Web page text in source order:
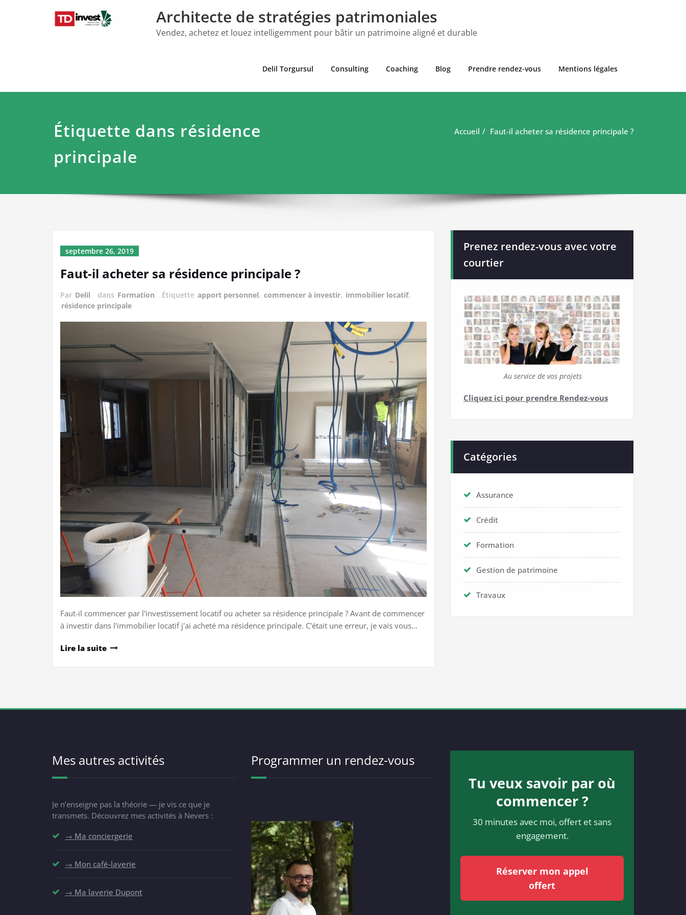
Architecte de stratégies patrimoniales
Vendez, achetez et louez intelligemment pour bâtir un patrimoine aligné et durable
Delil Torgursul Consulting Coaching Blog Prendre rendez-vous Mentions légales
Étiquette dans résidence
principale
Accueil Faut-il acheter sa résidence principale ?
septembre 26, 2019
Faut-il acheter sa résidence principale ?
Par Delil dans Formation Étiquette apport personnel, commencer à investir, immobilier locatif,
résidence principale
Faut-il commencer par l'investissement locatif ou acheter sa résidence principale ? Avant de commencer
à investir dans l'immobilier locatif j'ai acheté ma résidence principale. C'était une erreur, je vais vous…
Lire la suite
Prenez rendez-vous avec votre
courtier
Au service de vos projets
Cliquez ici pour prendre Rendez-vous
Catégories
Assurance
Crédit
Formation
Gestion de patrimoine
Travaux
Mes autres activités
Je n’enseigne pas la théorie — je vis ce que je
transmets. Découvrez mes activités à Nevers :
→ Ma conciergerie
→ Mon café-laverie
→ Ma laverie Dupont
Programmer un rendez-vous
Tu veux savoir par où
commencer ?
30 minutes avec moi, offert et sans
engagement.
Réserver mon appel
offert